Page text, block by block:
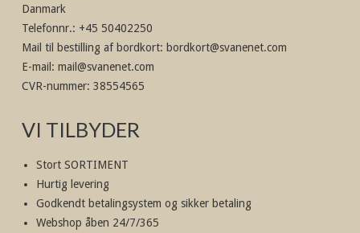
Danmark
Telefonnr.: +45 50402250
Mail til bestilling af bordkort: bordkort@svanenet.com
E-mail : mail@svanenet.com
CVR-nummer: 38554565
VI TILBYDER
Stort SORTIMENT
Hurtig levering
Godkendt betalingsystem og sikker betaling
Webshop åben 24/7/365